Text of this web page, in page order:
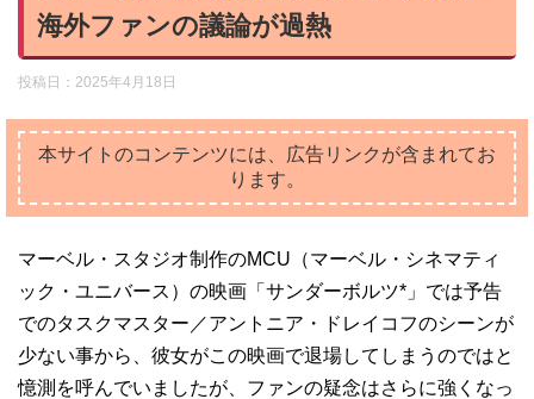
海外ファンの議論が過熱
投稿日： 2025年4月18日
本サイトのコンテンツには、広告リンクが含まれてお
ります。
マーベル・スタジオ制作のMCU（マーベル・シネマティ
ック・ユニバース）の映画「サンダーボルツ*」では予告
でのタスクマスター／アントニア・ドレイコフのシーンが
少ない事から、彼女がこの映画で退場してしまうのではと
憶測を呼んでいましたが、ファンの疑念はさらに強くなっ